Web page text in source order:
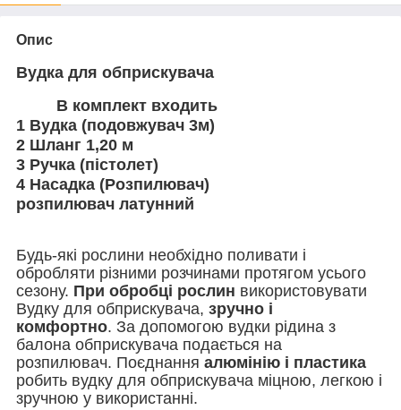
Опис
Вудка для обприскувача
В комплект входить
1 Вудка (подовжувач 3м)
2 Шланг 1,20 м
3 Ручка (пістолет)
4 Насадка (Розпилювач)
розпилювач латунний
Будь-які рослини необхідно поливати і
обробляти різними розчинами протягом усього
сезону. При обробці рослин використовувати
Вудку для обприскувача, зручно і
комфортно. За допомогою вудки рідина з
балона обприскувача подається на
розпилювач. Поєднання алюмінію і пластика
робить вудку для обприскувача міцною, легкою і
зручною у використанні.